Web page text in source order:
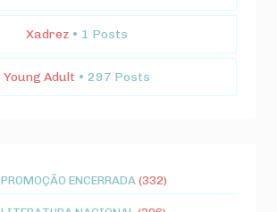
Xadrez • 1 Posts
Young Adult • 297 Posts
PROMOÇÃO ENCERRADA (332)